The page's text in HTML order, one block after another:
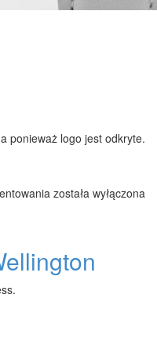
ponieważ logo jest odkryte.
Zegarki
została wyłączona